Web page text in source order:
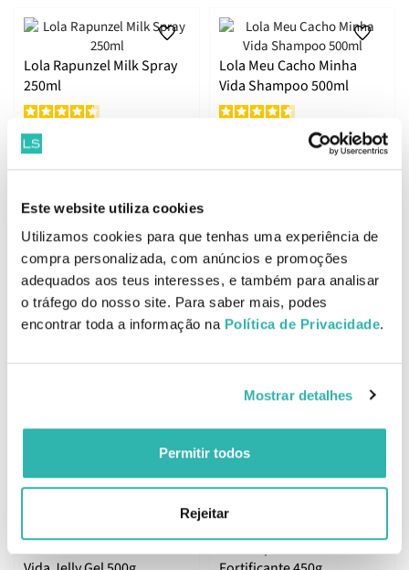
Este website utiliza cookies
Utilizamos cookies para que tenhas uma experiência de
compra personalizada, com anúncios e promoções
adequados aos teus interesses, e também para analisar
o tráfego do nosso site. Para saber mais, podes
encontrar toda a informação na Política de Privacidade.
Mostrar detalhes
Permitir todos
Rejeitar
Pinga!
Umectação Oliva
Lola Rapunzel Milk Spray
250ml
€8.
Lola Meu Cacho Minha
Vida Shampoo 500ml
29
PVPR
Melhor Preço
Lola Morte Súbita
Lola Pinga Açaí E Pracaxi
Óleo 50ml
9.23 13.58